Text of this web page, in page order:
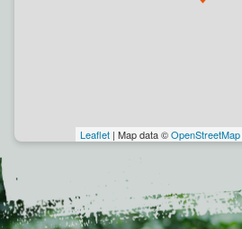
Leaflet | Map data ©OpenStreetMap